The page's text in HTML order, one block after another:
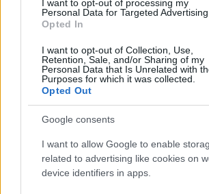
I want to opt-out of processing my
Personal Data for Targeted Advertising.
Opted In
I want to opt-out of Collection, Use,
Retention, Sale, and/or Sharing of my
Personal Data that Is Unrelated with
Purposes for which it was collected.
Opted Out
Google consents
I want to allow Google to enable
related to advertising like cookies on
device identifiers in apps.
Súlyos feszültség Olaszország és
Spanyolország között:
az egymás országából érkezőkre
HÍREK 9 órája